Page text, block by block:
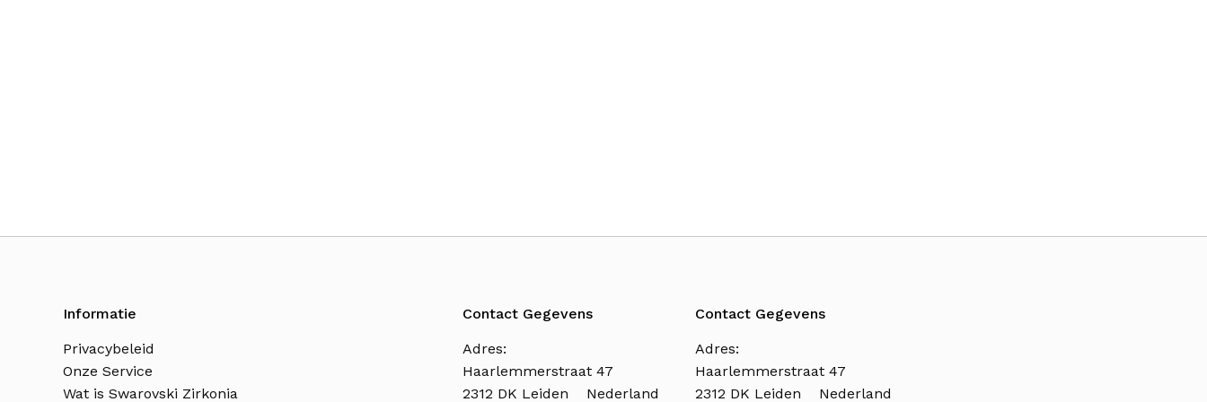
Informatie
Privacybeleid
Onze Service
Wat is Swarovski Zirkonia
Contact Gegevens
Adres:
Haarlemmerstraat 47
2312 DK Leiden Nederland
Contact Gegevens
Adres:
Haarlemmerstraat 47
2312 DK Leiden Nederland